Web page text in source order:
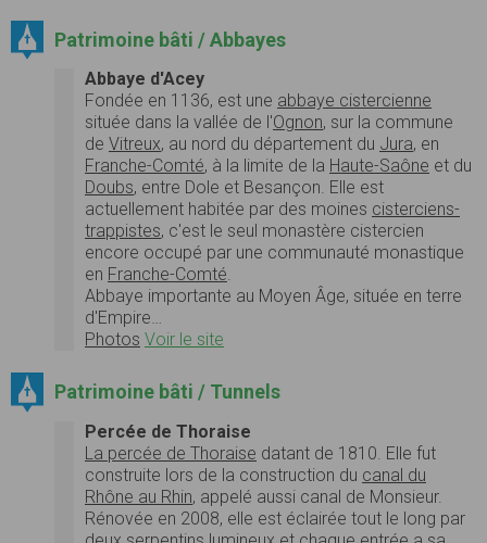
Patrimoine bâti / Abbayes
Abbaye d'Acey
Fondée en 1136, est une abbaye cistercienne
située dans la vallée de l'Ognon, sur la commune
de Vitreux, au nord du département du Jura, en
Franche-Comté, à la limite de la Haute-Saône et du
Doubs, entre Dole et Besançon. Elle est
actuellement habitée par des moines cisterciens-
trappistes, c'est le seul monastère cistercien
encore occupé par une communauté monastique
en Franche-Comté.
Abbaye importante au Moyen Âge, située en terre
d'Empire…
Photos Voir le site
Patrimoine bâti / Tunnels
Percée de Thoraise
La percée de Thoraise datant de 1810. Elle fut
construite lors de la construction du canal du
Rhône au Rhin, appelé aussi canal de Monsieur.
Rénovée en 2008, elle est éclairée tout le long par